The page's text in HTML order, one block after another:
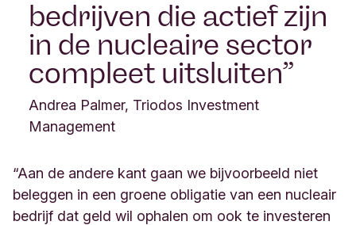
bedrijven die actief zijn
in de nucleaire sector
compleet uitsluiten
Andrea Palmer, Triodos Investment
Management
“Aan de andere kant gaan we bijvoorbeeld niet
beleggen in een groene obligatie van een nucleair
bedrijf dat geld wil ophalen om ook te investeren